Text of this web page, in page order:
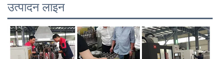
उत्पादन लाइन